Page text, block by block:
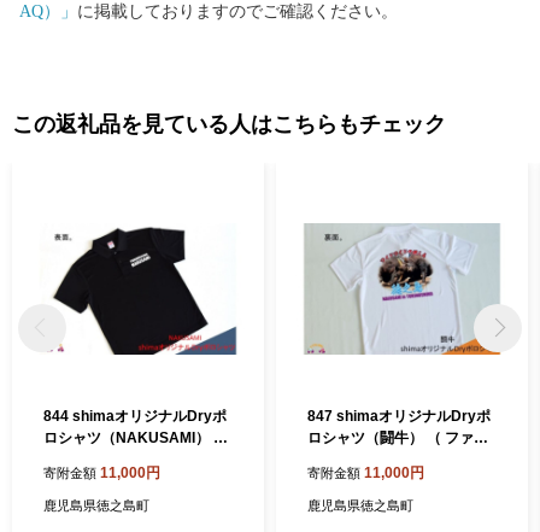
AQ）」 に掲載しておりますのでご確認ください。
この返礼品を見ている人はこちらもチェック
844 shimaオリジナルDryポ
ロシャツ（NAKUSAMI） （
ツ オリジナル 徳之島 奄美 鹿
児島 島 ご当地 藤田印刷 ）
寄附金額 11,000円
鹿児島県徳之島町
847 shimaオリジナルDryポ
ロシャツ（闘牛） （ ファッ
ジナル 徳之島 奄美 鹿児島 島
ご当地 藤田印刷 ）
寄附金額 11,000円
鹿児島県徳之島町